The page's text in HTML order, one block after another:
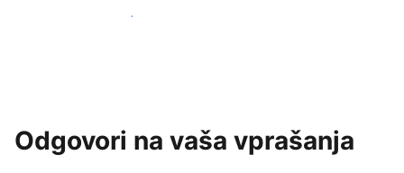
Pridruži se drugim gostiteljem
Odgovori na vaša vprašanja